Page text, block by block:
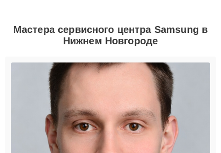
Мастера сервисного центра Samsung в
Нижнем Новгороде